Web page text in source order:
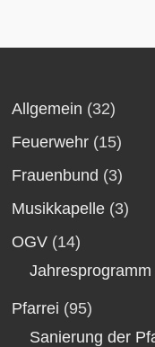
Allgemein (32)
Feuerwehr (15)
Frauenbund (3)
Musikkapelle (3)
OGV (14)
Jahresprogramm
Pfarrei (95)
Sanierung der